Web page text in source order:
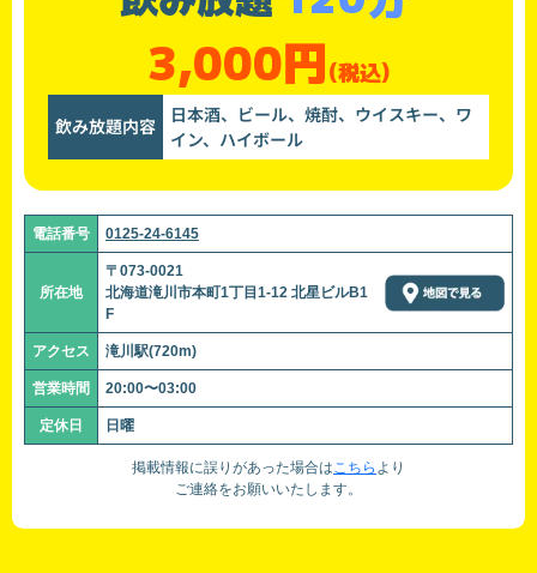
3,000円(税込)
飲み放題内容
日本酒、ビール、焼酎、ウイスキー、ワ
イン、ハイボール
電話番号 0125-24-6145
所在地
〒073-0021
北海道滝川市本町1丁目1-12 北星ビルB1
F
アクセス 滝川駅(720m)
営業時間 20:00〜03:00
定休日 日曜
掲載情報に誤りがあった場合はこちら より
ご連絡をお願いいたします。